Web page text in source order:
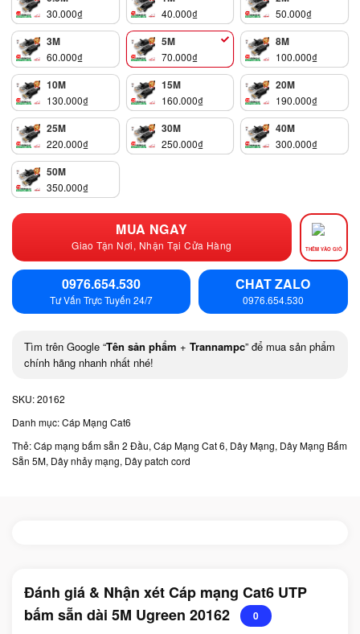
30.000₫ 40.000₫ 50.000₫
3M
60.000₫
5M
70.000₫
8M
100.000₫
10M
130.000₫
15M
160.000₫
20M
190.000₫
25M
220.000₫
30M
250.000₫
40M
300.000₫
50M
350.000₫
MUA NGAY
Giao Tận Nơi, Nhận Tại Cửa Hàng THÊM VÀO GIỎ
0976.654.530
Tư Vấn Trực Tuyến 24/7
CHAT ZALO
0976.654.530
Tìm trên Google “Tên sản phẩm + Trannampc” để mua sản phẩm
chính hãng nhanh nhất nhé!
SKU:20162
Danh mục:Cáp Mạng Cat6
Thẻ:Cáp mạng bấm sẵn 2 Đầu, Cáp Mạng Cat 6, Dây Mạng, Dây Mạng Bấm
Sẵn 5M, Dây nhảy mạng, Dây patch cord
Đánh giá & Nhận xét Cáp mạng Cat6 UTP
bấm sẵn dài 5M Ugreen 20162
0